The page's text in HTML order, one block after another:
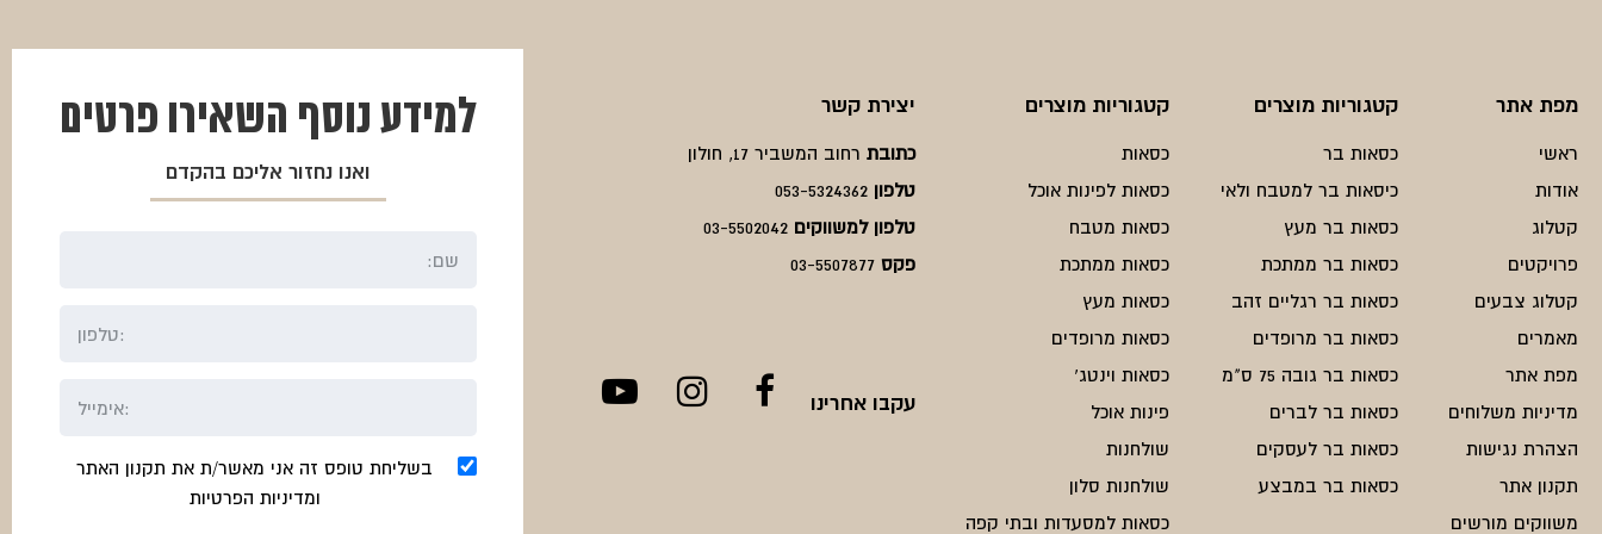
מפת אתר
ראשי
אודות
קטלוג
פרויקטים
קטלוג צבעים
מאמרים
מפת אתר
מדיניות משלוחים
הצהרת נגישות
תקנון אתר
משווקים מורשים
קטגוריות מוצרים
כסאות בר
כיסאות בר למטבח ולאי
כסאות בר מעץ
כסאות בר ממתכת
כסאות בר רגליים זהב
כסאות בר מרופדים
כסאות בר גובה 75 ס"מ
כסאות בר לברים
כסאות בר לעסקים
כסאות בר במבצע
קטגוריות מוצרים
כסאות
כסאות לפינות אוכל
כסאות מטבח
כסאות ממתכת
כסאות מעץ
כסאות מרופדים
כסאות וינטג'
פינות אוכל
שולחנות
שולחנות סלון
כסאות למסעדות ובתי קפה
יצירת קשר
כתובת רחוב המשביר 17, חולון
טלפון 053-5324362
טלפון למשווקים 03-5502042
פקס03-5507877
עקבו אחרינו
למידע נוסף השאירו פרטים
ואנו נחזור אליכם בהקדם
בשליחת טופס זה אני מאשר/ת את תקנון האתר
ומדיניות הפרטיות